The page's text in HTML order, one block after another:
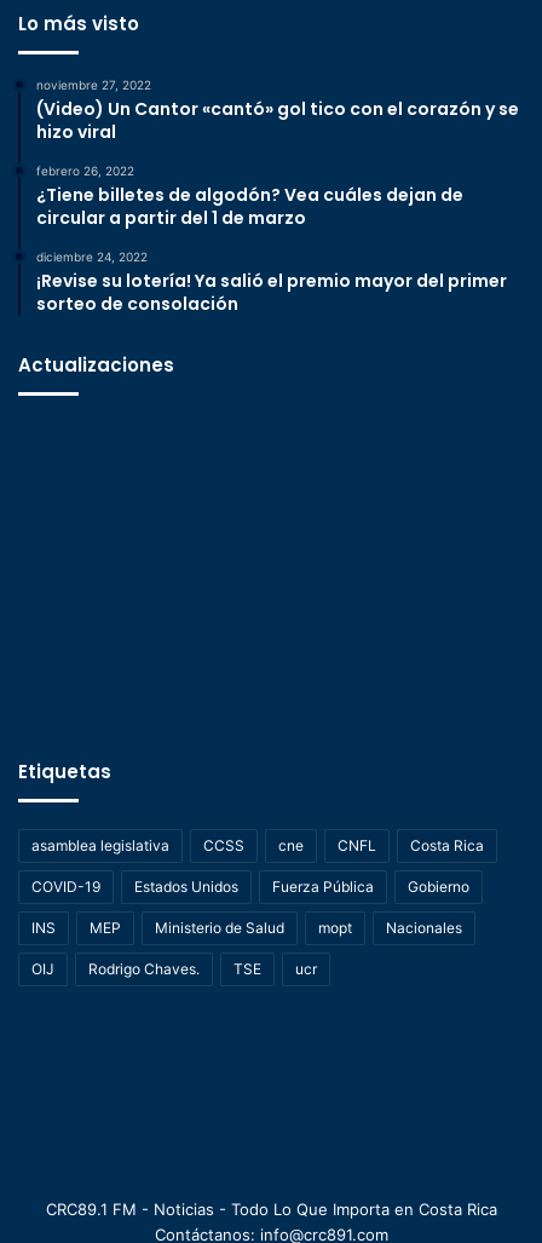
Lo más visto
noviembre 27, 2022
(Video) Un Cantor «cantó» gol tico con el corazón y se
hizo viral
febrero 26, 2022
¿Tiene billetes de algodón? Vea cuáles dejan de
circular a partir del 1 de marzo
diciembre 24, 2022
¡Revise su lotería! Ya salió el premio mayor del primer
sorteo de consolación
Actualizaciones
Etiquetas
asamblea legislativa CCSS cne CNFL Costa Rica
COVID-19 Estados Unidos Fuerza Pública Gobierno
INS MEP Ministerio de Salud mopt Nacionales
OIJ Rodrigo Chaves. TSE ucr
CRC89.1 FM - Noticias - Todo Lo Que Importa en Costa Rica
Contáctanos: info@crc891.com